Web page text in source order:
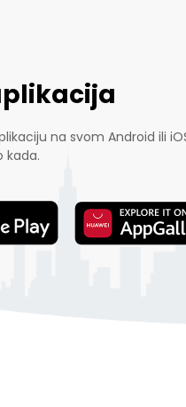
na svom Android ili
kada.